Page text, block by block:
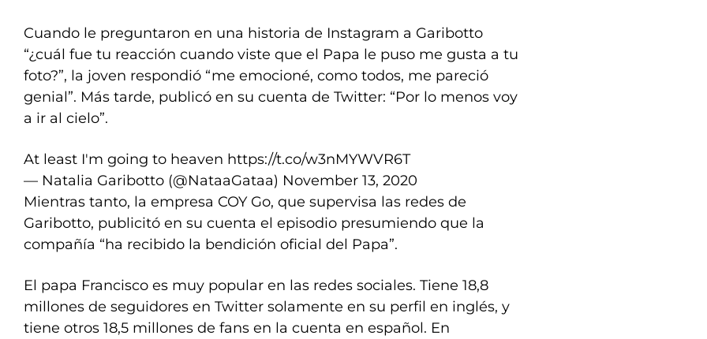
Cuando le preguntaron en una historia de Instagram a Garibotto
“¿cuál fue tu reacción cuando viste que el Papa le puso me gusta a tu
foto?”, la joven respondió “me emocioné, como todos, me pareció
genial”. Más tarde, publicó en su cuenta de Twitter: “Por lo menos voy
a ir al cielo”.
At least I'm going to heaven https://t.co/w3nMYWVR6T
— Natalia Garibotto (@NataaGataa) November 13, 2020
Mientras tanto, la empresa COY Go, que supervisa las redes de
Garibotto, publicitó en su cuenta el episodio presumiendo que la
compañía “ha recibido la bendición oficial del Papa”.
El papa Francisco es muy popular en las redes sociales. Tiene 18,8
millones de seguidores en Twitter solamente en su perfil en inglés, y
tiene otros 18,5 millones de fans en la cuenta en español. En